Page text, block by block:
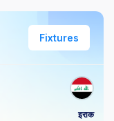
Fixtures
इराक